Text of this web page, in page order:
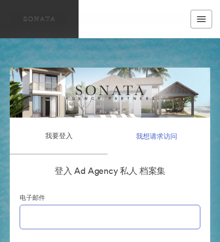
我要登入 我想请求访问
登入 Ad Agency 私人 档案集
电子邮件